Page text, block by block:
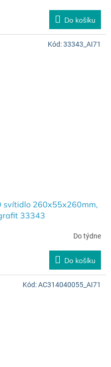
Do košíku
svítidlo 260x55x260mm,
33343
Do týdne
Do košíku
Kód:33343_AI71
Kód:AC314040055_AI71